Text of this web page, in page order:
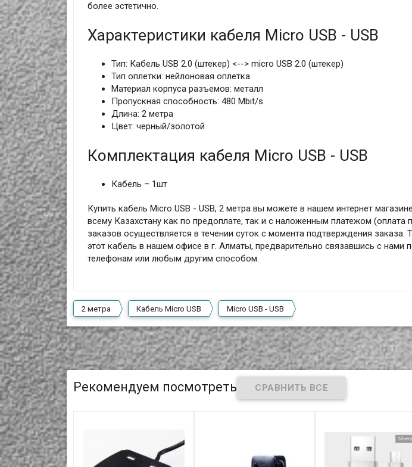
более эстетично.
Характеристики кабеля Micro USB - USB
Тип: Кабель USB 2.0 (штекер) <--> micro USB 2.0 (штекер)
Тип оплетки: нейлоновая оплетка
Материал корпуса разъемов: металл
Пропускная способность: 480 Mbit/s
Длина: 2 метра
Цвет: черный/золотой
Комплектация кабеля Micro USB - USB
Кабель – 1шт
Купить кабель Micro USB - USB, 2 метра вы можете в нашем интернет
всему Казахстану как по предоплате, так и с наложенным платежом (оплата
заказов осуществляется в течении суток с момента подтверждения
этот кабель в нашем офисе в г. Алматы, предварительно связавшись с нами
телефонам или любым другим способом.
2 метра Кабель Micro USB Micro USB - USB
Рекомендуем посмотреть